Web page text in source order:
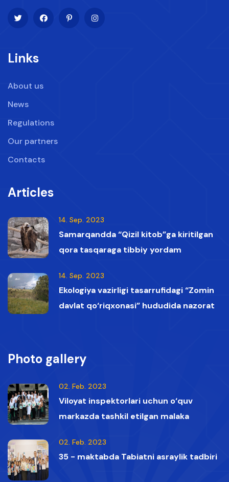
Links
About us
News
Regulations
Our partners
Contacts
Articles
14. Sep. 2023
Samarqandda “Qizil kitob”ga kiritilgan
qora tasqaraga tibbiy yordam
14. Sep. 2023
Ekologiya vazirligi tasarrufidagi “Zomin
davlat qo‘riqxonasi” hududida nazorat
Photo gallery
02. Feb. 2023
Viloyat inspektorlari uchun o‘quv
markazda tashkil etilgan malaka
02. Feb. 2023
35 - maktabda Tabiatni asraylik tadbiri